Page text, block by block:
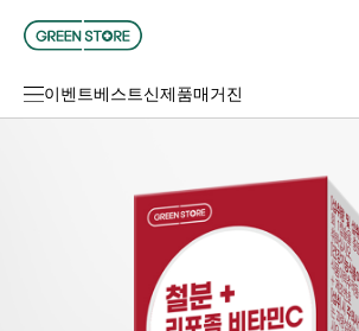
이벤트베스트 신제품매거진